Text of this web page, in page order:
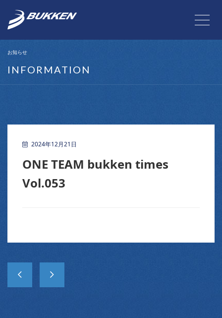
お知らせ
INFORMATION
2024年12月21日
ONE TEAM bukken times
Vol.053